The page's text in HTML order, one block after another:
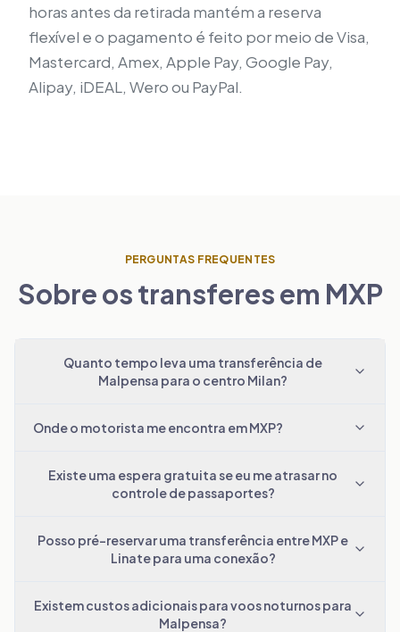
horas antes da retirada mantém a reserva
flexível e o pagamento é feito por meio de Visa,
Mastercard, Amex, Apple Pay, Google Pay,
Alipay, iDEAL, Wero ou PayPal.
PERGUNTAS FREQUENTES
Sobre os transferes em MXP
Quanto tempo leva uma transferência de
Malpensa para o centro Milan?
Onde o motorista me encontra em MXP?
Existe uma espera gratuita se eu me atrasar no
controle de passaportes?
Posso pré-reservar uma transferência entre MXP e
Linate para uma conexão?
Existem custos adicionais para voos noturnos para
Malpensa?